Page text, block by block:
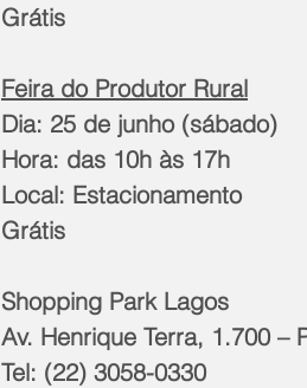
Grátis
Feira do Produtor Rural
Dia: 25 de junho (sábado)
Hora: das 10h às 17h
Local: Estacionamento
Grátis
Shopping Park Lagos
Av. Henrique Terra, 1.700 –
Tel: (22) 3058-0330